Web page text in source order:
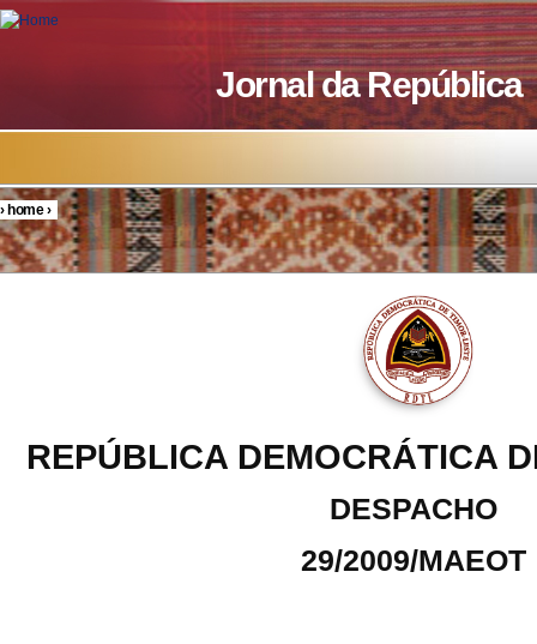
Skip to main content
Jornal da República
You are here
›home›
REPÚBLICA DEMOCRÁTICA
DESPACHO
29/2009/MAEOT